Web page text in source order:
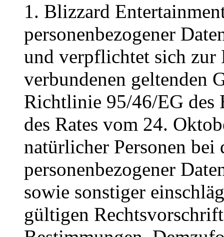
1. Blizzard
personenbezogener
und verpflichtet sich zur
verbundenen geltenden
Richtlinie 95/46/EG des
des Rates vom 24.
natürlicher Personen bei
personenbezogener
sowie sonstiger
gültigen